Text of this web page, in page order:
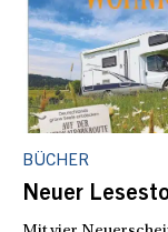
BÜCHER
Neuer